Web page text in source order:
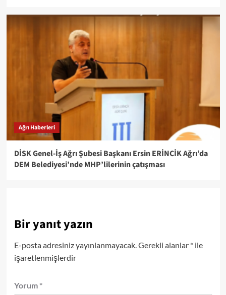
Ağrı Haberleri
DİSK Genel-İş Ağrı Şubesi Başkanı Ersin ERİNCİK Ağrı’da
DEM Belediyesi’nde MHP’lilerinin çatışması
Bir yanıt yazın
E-posta adresiniz yayınlanmayacak. Gerekli alanlar *ile
işaretlenmişlerdir
Yorum *